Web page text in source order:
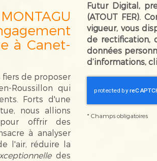
à Canet-
fiers de proposer
Roussillon qui
Forts d'une
nous allions
pour offrir des
à analyser
l'air, réduire la
des
Futur Digital,
(ATOUT FER).
vigueur, vous
de rectification,
données
d’informations,
*Champs obligatoires